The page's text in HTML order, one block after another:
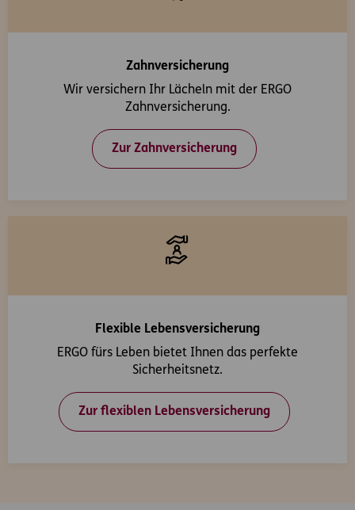
Zahnversicherung
Wir versichern Ihr Lächeln mit der ERGO
Zahnversicherung.
Zur Zahnversicherung
Flexible Lebensversicherung
ERGO fürs Leben bietet Ihnen das perfekte
Sicherheitsnetz.
Zur flexiblen Lebensversicherung